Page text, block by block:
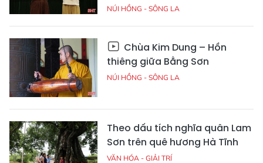
NÚI HỒNG - SÔNG LA
Chùa Kim Dung – Hồn
thiêng giữa Bằng Sơn
NÚI HỒNG - SÔNG LA
Theo dấu tích nghĩa quân Lam
Sơn trên quê hương Hà Tĩnh
VĂN HÓA - GIẢI TRÍ